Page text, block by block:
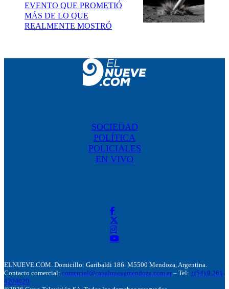
EVENTO QUE PROMETIÓ
MÁS DE LO QUE
REALMENTE MOSTRÓ
SOCIEDAD
POLÍTICA
POLICIALES
EN VIVO
ELNUEVE.COM. Domicillo: Garibaldi 186. M5500 Mendoza, Argentina.
Contacto comercial: comercial@canalnuevemendoza.com.ar – Tel: +(54) 9 261
4204020